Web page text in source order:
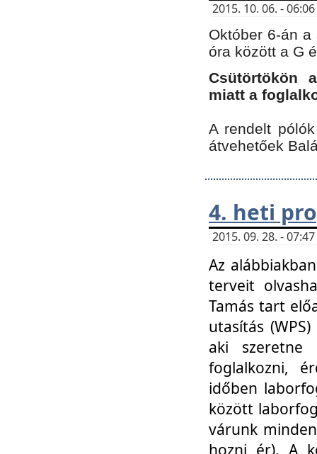
2015. 10. 06. -
Október 6-án
óra között a G
Csütörtökön
miatt a
A rendelt
átvehetőek
4. heti
2015. 09. 28. -
Az
terveit
Tamás tart
utasítás
aki szeretne
foglalkozni,
időben
között
várunk
hozni ér). A